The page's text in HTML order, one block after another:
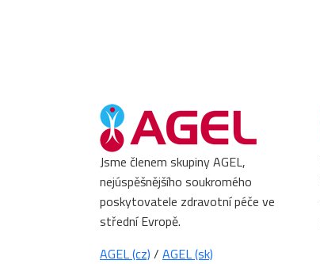
Jsme členem skupiny AGEL,
nejúspěšnějšího soukromého
poskytovatele zdravotní péče ve
střední Evropě.
AGEL (cz) / AGEL (sk)